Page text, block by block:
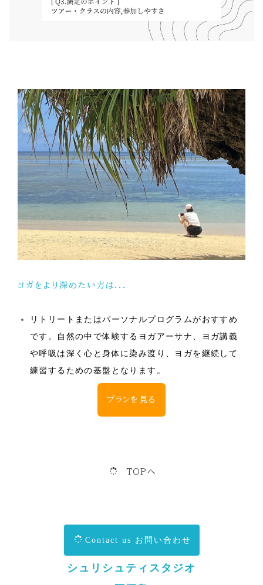
ヨガをより深めたい方は...
リトリートまたはパーソナルプログラムがおすすめ
です。
自然の中で体験するヨガアーサナ、ヨガ講義
や呼吸は深く心と身体に染み渡り、ヨガを継続して
練習するための基盤となります。
プランを見る
TOPへ
Contact us お問い合わせ
シュリシュティスタジオ